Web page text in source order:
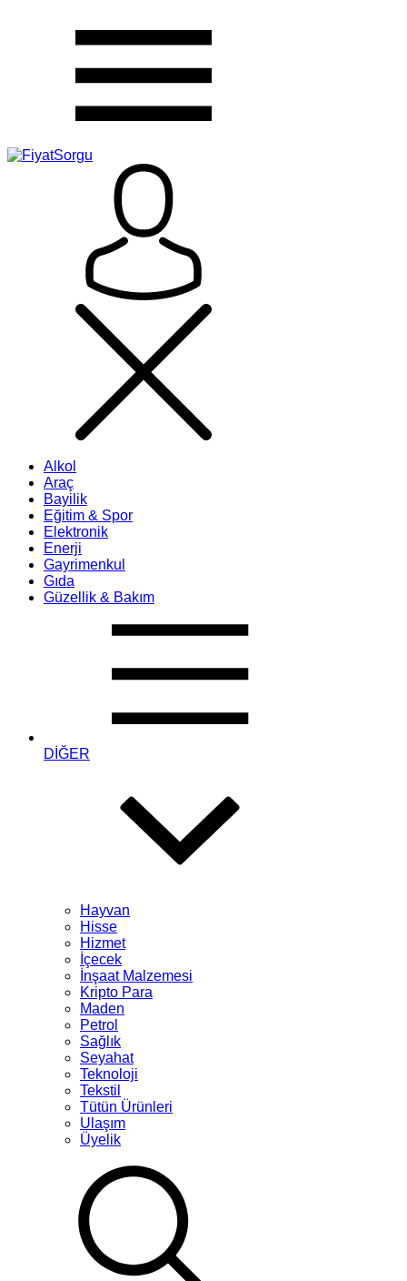
Alkol
Araç
Bayilik
Eğitim & Spor
Elektronik
Enerji
Gayrimenkul
Gıda
Güzellik & Bakım
DİĞER
Hayvan
Hisse
Hizmet
İçecek
İnşaat Malzemesi
Kripto Para
Maden
Petrol
Sağlık
Seyahat
Teknoloji
Tekstil
Tütün Ürünleri
Ulaşım
Üyelik